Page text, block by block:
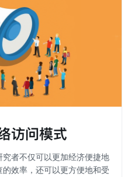
访问模式
者不仅可以更加经济便捷地
效率，还可以更方便地和受